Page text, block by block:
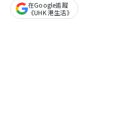
在Google追蹤
《UHK 港生活》